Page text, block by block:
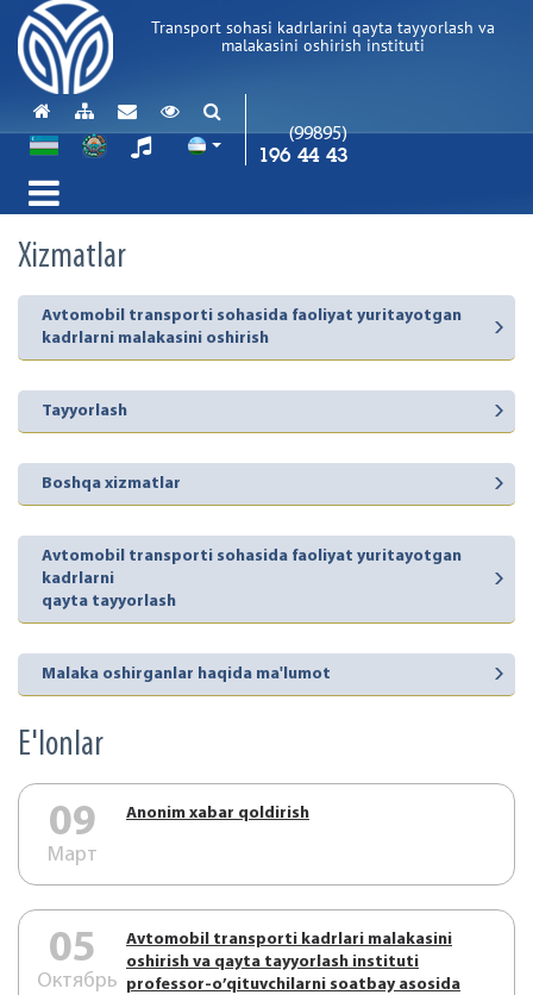
Transport sohasi kadrlarini qayta tayyorlash va
malakasini oshirish instituti
(99895)
196 44 43
Xizmatlar
Avtomobil transporti sohasida faoliyat yuritayotgan
kadrlarni malakasini oshirish
Tayyorlash
Boshqa xizmatlar
Avtomobil transporti sohasida faoliyat yuritayotgan
kadrlarni
qayta tayyorlash
Malaka oshirganlar haqida ma'lumot
E'lonlar
09
Март
Аnonim xabar qoldirish
05
Октябрь
Аvtоmоbil trаnspоrti kаdrlаri mаlаkаsini
оshirish vа qаytа tаyyorlаsh instituti
prоfеssоr-o’qituvchilаrni sоаtbаy аsоsidа